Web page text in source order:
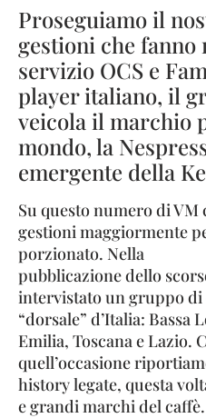
Proseguiamo il
gestioni che
servizio OCS e
player italiano, il
veicola il marchio
mondo, la
emergente della
Su questo numero di
gestioni maggiormente
porzionato. Nella
pubblicazione dello
intervistato un gruppo di
“dorsale” d’Italia: Bassa
Emilia, Toscana e Lazio.
quell’occasione
history legate, questa
e grandi marchi del caffè.